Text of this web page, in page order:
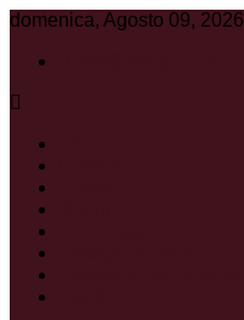
domenica, Agosto 09, 2026